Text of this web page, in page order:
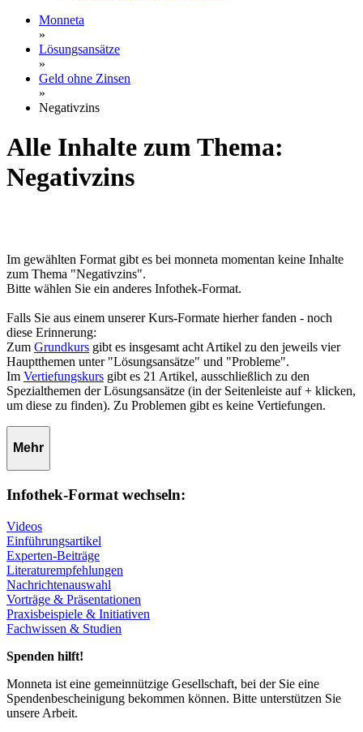
Monneta
»
Lösungsansätze
»
Geld ohne Zinsen
»
Negativzins
Alle Inhalte zum Thema:
Negativzins
Im gewählten Format gibt es bei monneta momentan keine Inhalte
zum Thema "Negativzins".
Bitte wählen Sie ein anderes Infothek-Format.
Falls Sie aus einem unserer Kurs-Formate hierher fanden - noch
diese Erinnerung:
Zum Grundkurs gibt es insgesamt acht Artikel zu den jeweils vier
Hauptthemen unter "Lösungsansätze" und "Probleme".
Im Vertiefungskurs gibt es 21 Artikel, ausschließlich zu den
Spezialthemen der Lösungsansätze (in der Seitenleiste auf + klicken,
um diese zu finden). Zu Problemen gibt es keine Vertiefungen.
Mehr
Infothek-Format wechseln:
Videos
Einführungsartikel
Experten-Beiträge
Literaturempfehlungen
Nachrichtenauswahl
Vorträge & Präsentationen
Praxisbeispiele & Initiativen
Fachwissen & Studien
Spenden hilft!
Monneta ist eine gemeinnützige Gesellschaft, bei der Sie eine
Spendenbescheinigung bekommen können. Bitte unterstützen Sie
unsere Arbeit.